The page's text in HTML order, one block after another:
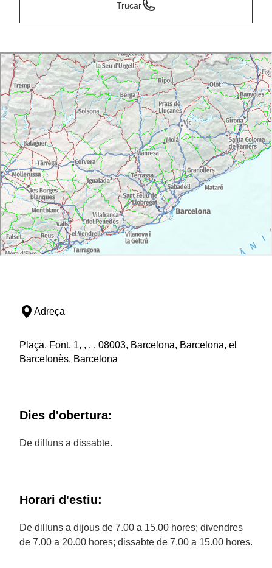
Trucar
Adreça
Plaça, Font, 1, , , , 08003, Barcelona, Barcelona, el
Barcelonès, Barcelona
Dies d'obertura:
De dilluns a dissabte.
Horari d'estiu:
De dilluns a dijous de 7.00 a 15.00 hores; divendres
de 7.00 a 20.00 hores; dissabte de 7.00 a 15.00 hores.